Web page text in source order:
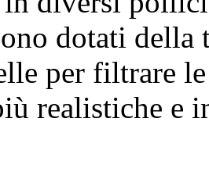
dotati della
per filtrare
realistiche e